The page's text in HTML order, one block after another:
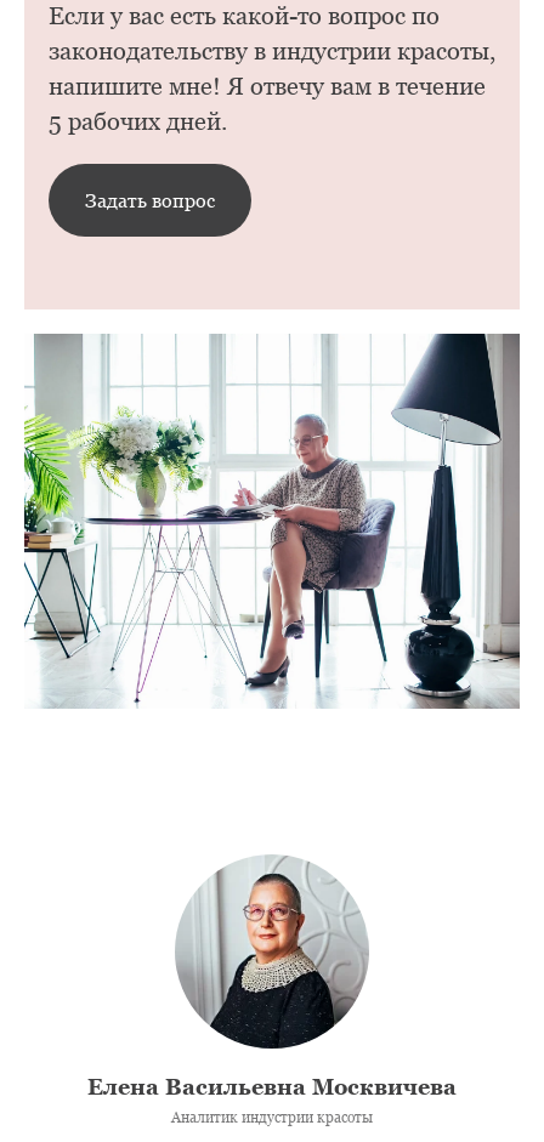
Если у вас есть какой-то вопрос по
законодательству в индустрии красоты,
напишите мне! Я отвечу вам в течение
5 рабочих дней.
Задать вопрос
Елена Васильевна Москвичева
Аналитик индустрии красоты